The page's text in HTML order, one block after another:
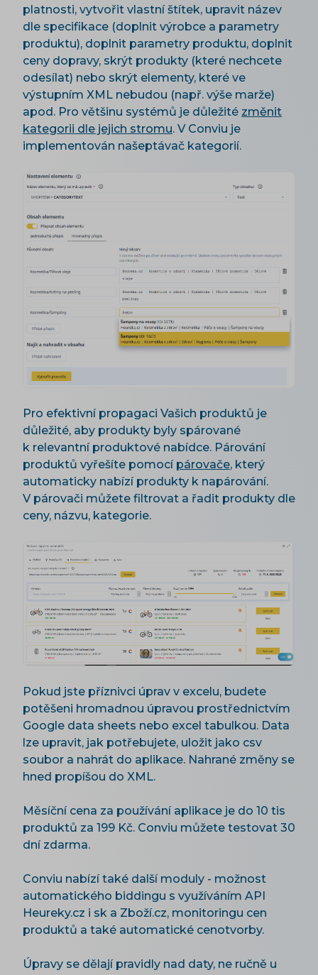
platnosti, vytvořit vlastní štítek, upravit název
dle specifikace (doplnit výrobce a parametry
produktu), doplnit parametry produktu, doplnit
ceny dopravy, skrýt produkty (které nechcete
odesílat) nebo skrýt elementy, které ve
výstupním XML nebudou (např. výše marže)
apod. Pro většinu systémů je důležité změnit
kategorii dle jejich stromu. V Conviu je
implementován našeptávač kategorií.
Pro efektivní propagaci Vašich produktů je
důležité, aby produkty byly spárované
k relevantní produktové nabídce. Párování
produktů vyřešíte pomocí párovače, který
automaticky nabízí produkty k napárování.
V párovači můžete filtrovat a řadit produkty dle
ceny, názvu, kategorie.
Pokud jste příznivci úprav v excelu, budete
potěšeni hromadnou úpravou prostřednictvím
Google data sheets nebo excel tabulkou. Data
lze upravit, jak potřebujete, uložit jako csv
soubor a nahrát do aplikace. Nahrané změny se
hned propíšou do XML.
Měsíční cena za používání aplikace je do 10 tis
produktů za 199 Kč. Conviu můžete testovat 30
dní zdarma.
Conviu nabízí také další moduly - možnost
automatického biddingu s využíváním API
Heureky.cz i sk a Zboží.cz, monitoringu cen
produktů a také automatické cenotvorby.
Úpravy se dělají pravidly nad daty, ne ručně u